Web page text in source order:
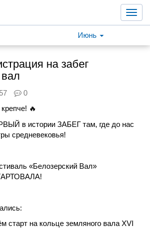
Июнь
на забег
0
🔥
в истории ЗАБЕГ там, где до нас
средневековья!
«Белозерский Вал»
старт на кольце земляного вала XVI